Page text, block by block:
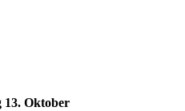
13. Oktober